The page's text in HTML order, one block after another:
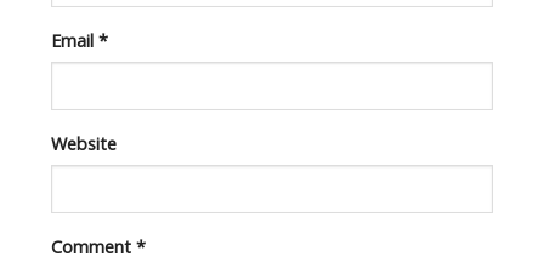
Email *
Website
Comment *